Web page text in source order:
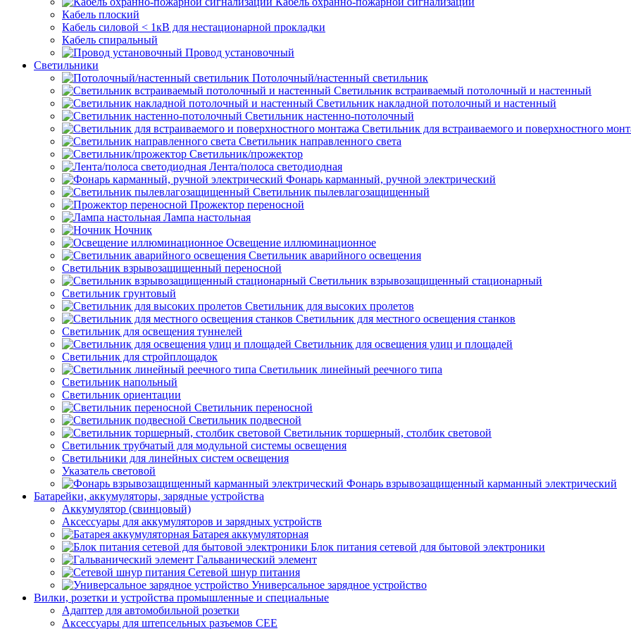
Кабель плоский
Кабель силовой < 1кВ для нестационарной прокладки
Кабель спиральный
Провод установочный
Светильники
Потолочный/настенный светильник
Светильник встраиваемый потолочный и настенный
Светильник накладной потолочный и настенный
Светильник настенно-потолочный
Светильник для встраиваемого и поверхностного
Светильник направленного света
Светильник/прожектор
Лента/полоса светодиодная
Фонарь карманный, ручной электрический
Светильник пылевлагозащищенный
Прожектор переносной
Лампа настольная
Ночник
Освещение иллюминационное
Светильник аварийного освещения
Светильник взрывозащищенный переносной
Светильник взрывозащищенный стационарный
Светильник грунтовый
Светильник для высоких пролетов
Светильник для местного освещения станков
Светильник для освещения туннелей
Светильник для освещения улиц и площадей
Светильник для стройплощадок
Светильник линейный реечного типа
Светильник напольный
Светильник ориентации
Светильник переносной
Светильник подвесной
Светильник торшерный, столбик световой
Светильник трубчатый для модульной системы освещения
Светильники для линейных систем освещения
Указатель световой
Фонарь взрывозащищенный карманный электрический
Батарейки, аккумуляторы, зарядные устройства
Аккумулятор (свинцовый)
Аксессуары для аккумуляторов и зарядных устройств
Батарея аккумуляторная
Блок питания сетевой для бытовой электроники
Гальванический элемент
Сетевой шнур питания
Универсальное зарядное устройство
Вилки, розетки и устройства промышленные и специальные
Адаптер для автомобильной розетки
Аксессуары для штепсельных разъемов CEE